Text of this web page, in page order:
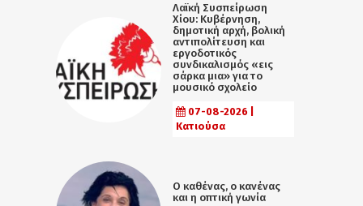
Λαϊκή Συσπείρωση
Χίου: Κυβέρνηση,
δημοτική αρχή, βολική
αντιπολίτευση και
εργοδοτικός
συνδικαλισμός «εις
σάρκα μια» για το
μουσικό σχολείο
07-08-2026 |
Κατιούσα
Ο καθένας, ο κανένας
και η οπτική γωνία